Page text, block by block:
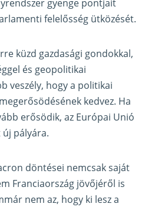
gyenge pontjait
felelősség ütközését.
küzd gazdasági gondokkal,
és geopolitikai
veszély, hogy a politikai
kedvez. Ha
erősödik, az Európai Unió
pályára.
döntései nemcsak saját
Franciaország jövőjéről is
nem az, hogy ki lesz a